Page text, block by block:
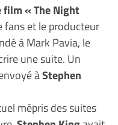
film « The Night
fans et le producteur
à Mark Pavia, le
une suite. Un
àStephen
mépris des suites